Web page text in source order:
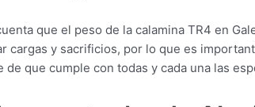
que el peso de la calamina TR4 en
cargas y sacrificios, por lo que es
de que cumple con todas y cada una las